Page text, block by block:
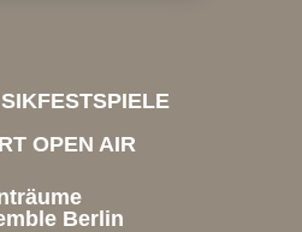
OPEN AIR
Berlin